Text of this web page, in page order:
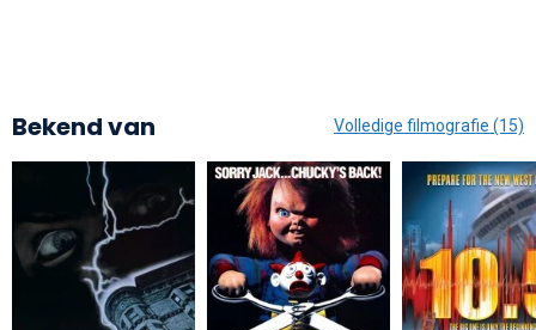
Bekend van Volledige filmografie (15)